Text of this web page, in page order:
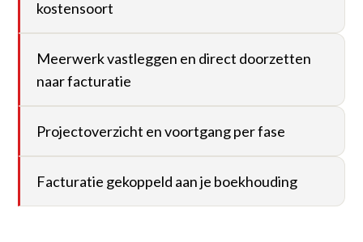
kostensoort
Meerwerk vastleggen en direct doorzetten
naar facturatie
Projectoverzicht en voortgang per fase
Facturatie gekoppeld aan je boekhouding